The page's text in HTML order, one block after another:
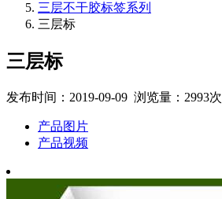
三层不干胶标签系列
三层标
三层标
发布时间：2019-09-09 浏览量：2993次
产品图片
产品视频